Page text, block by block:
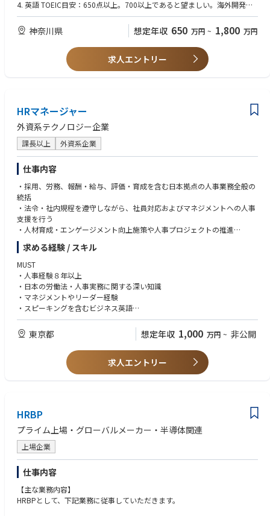
参考①：【半導体2023】今さら聞けない『Rapidusは何をやっている？』
＆業界各社の動きを徹底解説【TSMC】【サムスン】
https://www.youtube.com/watch?v=dQY-VjzvZUA
https://www.youtube.com/watch?v=A1klwk6z2Qw
キ装置のプロセス技術サポートを担っていただきます。
り上げる」新規事業フェーズのポジションです。
■ 具体的な業務内容
① プロセスデモンストレーション／技術提案
顧客に対する 装置・プロセスの技術デモンストレーション
② 装置立ち上げ・プロセス検収
顧客と事前に 検収条件（性能指標）をすり合わせ
現地にて、装置・プロセスが条件を満たしているかを技術的に確認
顧客の量産立ち上げフェーズを技術面から支援
③ プロセス改善・最適化
顧客要求に基づく プロセス改善案の提案・実装
難易度の高い案件では、顧客サイトに入り込み直接改善を実施
“机上検討では終わらない” 現場主導の技術ポジションです
④ 新規事業立ち上げフェーズへの参画
2026年に向け、複数顧客でPanelメッキ装置の導入が加速予定
まずはザルツブルク本社エンジニアと協働し、装置理解、パネルプロセス
技術の習得をしていただきます。将来的には日本側の技術リード人材・ま
たはグローバルとの架橋・海外勤務としての活躍を期待しております。
■ 勤務地・出張について
拠点：新横浜
日本国内の複数顧客を 出張ベースでサポート
（大阪、熊本、富山、石川、新潟、茨城）
海外出張：オーストリア（ザルツブルク）へのデモ・トレーニング機会あ
裁量あるスケジュール設計が可能（フルフレックス／コアタイムなし）
長期出張の場合は2週間に1度ご自宅へ帰宅可能な環境がございます。
半導体装置市場 世界売上3位
2025年 売上成長率 世界1位
業界の“勝ち組”で、かつ最先端領域に携われます
◎ 次世代半導体パッケージの「中核」を担う
近年、AIチップの進化により、
・ガラス基板
・大面積インターポーザー
・Panelレベルプロセス
4. 英語 TOEIC目安：650点以上。700以上であると望ましい。海外開発拠
点と英語でのメールのやり取り、電話会議での会話が必要。積極的にコミ
ュニケーションを取れる方が望ましい。
1. 半導体製造装置を理解、プロセスに興味をもっていること。
2. 薬品を使ったウエット工程の経験があると尚可。(半導体関連に拘らず、
4. プロジェクトマネージメント経験があると尚可。(Excel等での進捗管理
及びチームマネージメント)
5. プロセス、装置について興味、関心をもって仕事をできる方募集中で
す。
神奈川県 想定年収 650 万円 ~ 1,800 万円
求人エントリー
HRマネージャー
外資系テクノロジー企業
課長以上 外資系企業
仕事内容
・採用、労務、報酬・給与、評価・育成を含む日本拠点の人事業務全般の
統括
・法令・社内規程を遵守しながら、社員対応およびマネジメントへの人事
支援を行う
・人材育成・エンゲージメント向上施策や人事プロジェクトの推進
・外部関係者（エージェント、弁護士、行政等）との連携
求める経験 / スキル
MUST
・人事経験８年以上
・日本の労働法・人事実務に関する深い知識
・マネジメントやリーダー経験
・スピーキングを含むビジネス英語
WANT
・外資系または製造業での人事経験
・高いコミュニケーション力・交渉力
・優れた業務管理能力・問題解決力
・HRISおよびMicrosoft Officeの使用経験
東京都 想定年収 1,000 万円 ~ 非公開
求人エントリー
HRBP
プライム上場・グローバルメーカー・半導体関連
上場企業
仕事内容
【主な業務内容】
HRBPとして、下記業務に従事していただきます。